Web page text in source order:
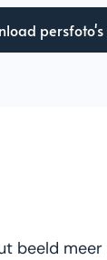
persfoto's
beeld